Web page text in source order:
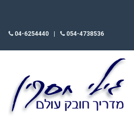
054-4738536
04-6254440